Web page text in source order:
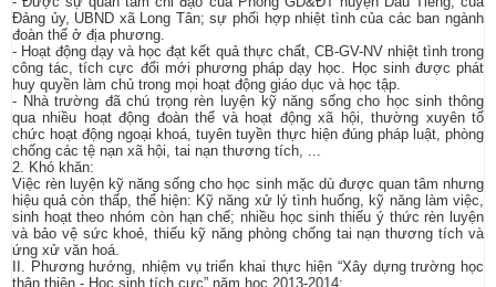
Đảng ủy, UBND xã Long Tân; sự phối hợp nhiệt tình của các ban ngành
đoàn thể ở địa phương.
- Hoạt động dạy và học đạt kết quả thực chất, CB-GV-NV nhiệt tình trong
công tác, tích cực đổi mới phương pháp dạy học. Học sinh được phát
huy quyền làm chủ trong mọi hoạt động giáo dục và học tập.
- Nhà trường đã chú trọng rèn luyện kỹ năng sống cho học sinh thông
qua nhiều hoạt động đoàn thể và hoạt động xã hội, thường xuyên tổ
chức hoạt động ngoại khoá, tuyên tuyền thực hiện đúng pháp luật, phòng
chống các tệ nạn xã hội, tai nạn thương tích, ...
2. Khó khăn:
Việc rèn luyện kỹ năng sống cho học sinh mặc dù được quan tâm nhưng
hiệu quả còn thấp, thể hiện: Kỹ năng xử lý tình huống, kỹ năng làm việc,
sinh hoạt theo nhóm còn hạn chế; nhiều học sinh thiếu ý thức rèn luyện
và bảo vệ sức khoẻ, thiếu kỹ năng phòng chống tai nạn thương tích và
ứng xử văn hoá.
II. Phương hướng, nhiệm vụ triển khai thực hiện “Xây dựng trường học
thân thiện - Học sinh tích cực” năm học 2013-2014: